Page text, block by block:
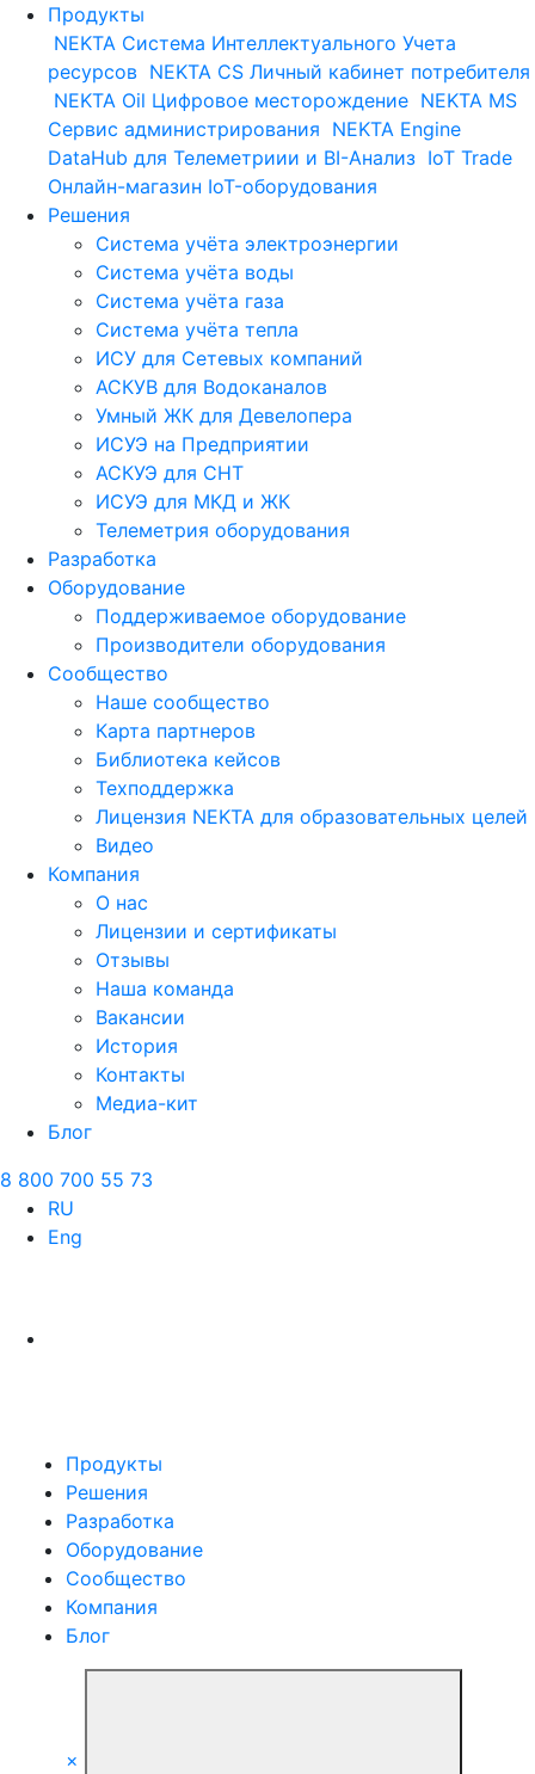
Продукты
NEKTA Система Интеллектуального Учета
ресурсов NEKTA CS Личный кабинет потребителя
NEKTA Oil Цифровое месторождение NEKTA MS
Сервис администрирования NEKTA Engine
DataHub для Телеметриии и BI-Анализ IoT Trade
Онлайн-магазин IoT-оборудования
Решения
Система учёта электроэнергии
Система учёта воды
Система учёта газа
Система учёта тепла
ИСУ для Сетевых компаний
АСКУВ для Водоканалов
Умный ЖК для Девелопера
ИСУЭ на Предприятии
АСКУЭ для СНТ
ИСУЭ для МКД и ЖК
Телеметрия оборудования
Разработка
Оборудование
Поддерживаемое оборудование
Производители оборудования
Сообщество
Наше сообщество
Карта партнеров
Библиотека кейсов
Техподдержка
Лицензия NEKTA для образовательных целей
Видео
Компания
О нас
Лицензии и сертификаты
Отзывы
Наша команда
Вакансии
История
Контакты
Медиа-кит
Блог
8 800 700 55 73
RU
Eng
Продукты
Решения
Разработка
Оборудование
Сообщество
Компания
Блог
×